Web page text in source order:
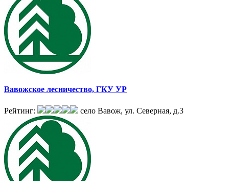
Вавожское лесничество, ГКУ УР
Рейтинг: село Вавож, ул. Северная, д.3